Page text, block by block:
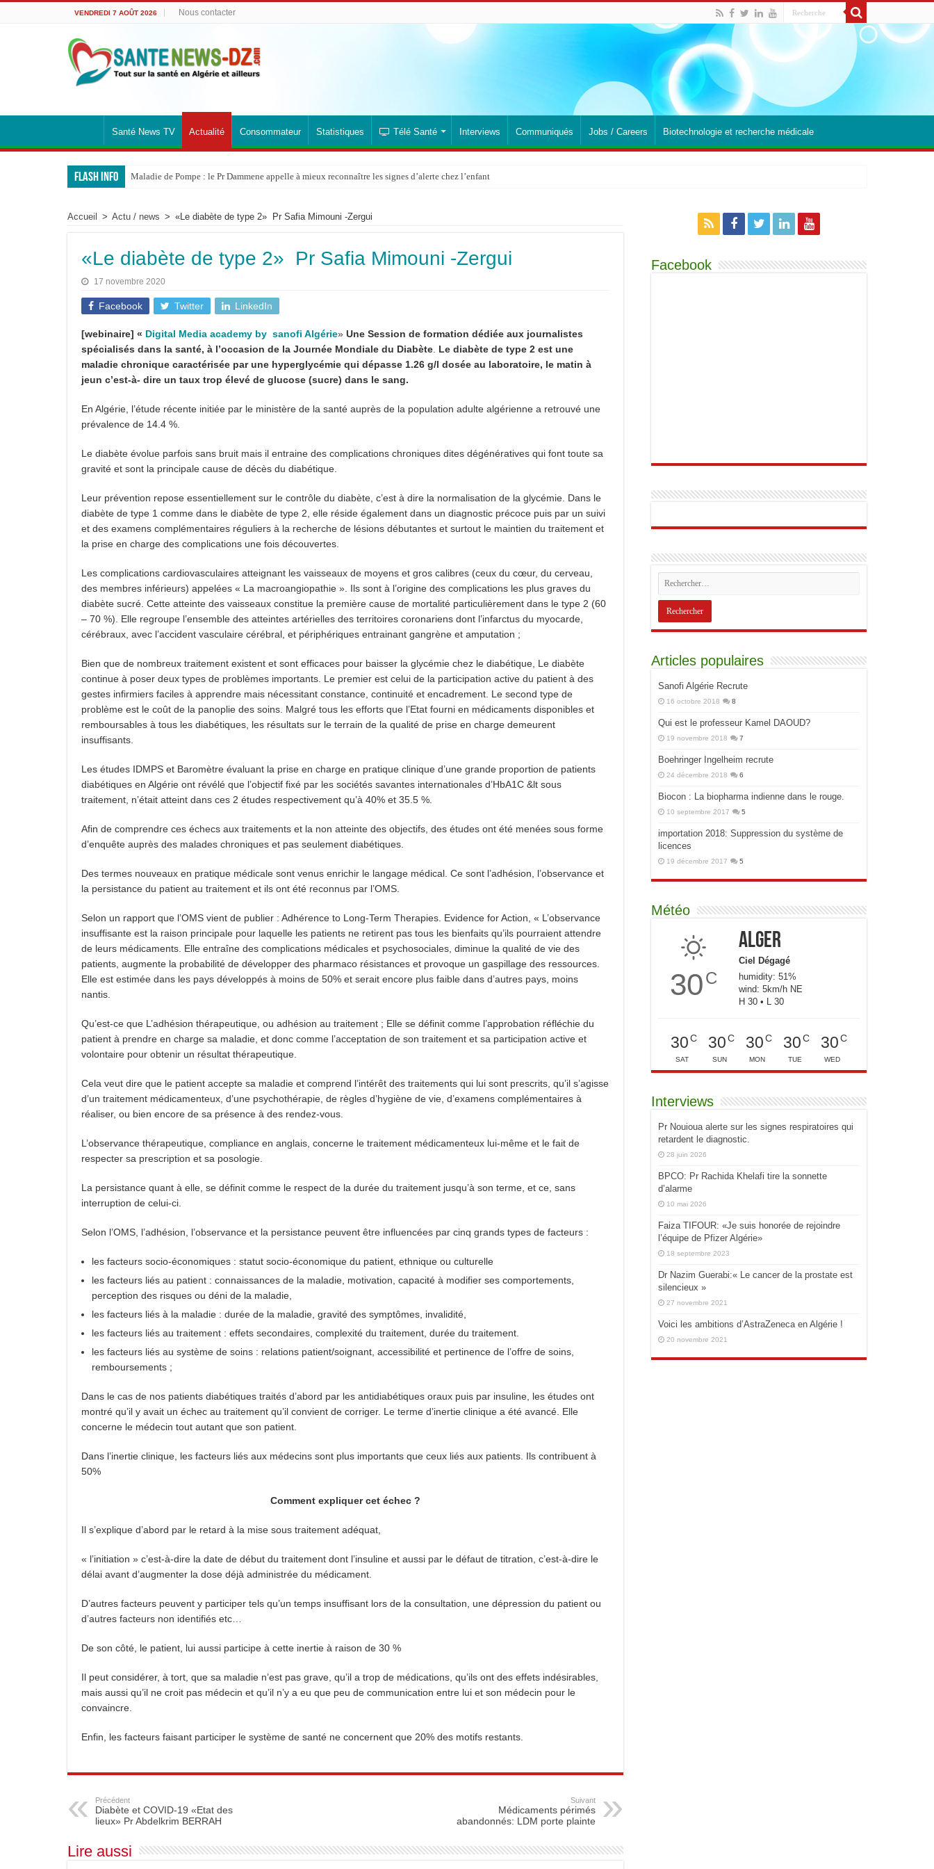
VENDREDI 7 AOÛT 2026 Nous contacter
Santé News TV Actualité Consommateur Statistiques Télé Santé Interviews Communiqués Jobs / Careers Biotechnologie et recherche médicale
Flash info Maladie de Pompe : le Pr Dammene appelle à mieux reconnaître les signes d’alerte chez l’enfant
Accueil > Actu / news > «Le diabète de type 2» Pr Safia Mimouni -Zergui
«Le diabète de type 2» Pr Safia Mimouni -Zergui
17 novembre 2020
Facebook Twitter LinkedIn
[webinaire] « Digital Media academy by sanofi Algérie» Une Session de formation dédiée aux journalistes
spécialisés dans la santé, à l’occasion de la Journée Mondiale du Diabète Le diabète de type 2 est une
maladie chronique caractérisée par une hyperglycémie qui dépasse 1.26 g/l dosée au laboratoire, le matin à
jeun c’est-à- dire un taux trop élevé de glucose (sucre) dans le sang.
En Algérie, l’étude récente initiée par le ministère de la santé auprès de la population adulte algérienne a retrouvé une
prévalence de 14.4 %.
Le diabète évolue parfois sans bruit mais il entraine des complications chroniques dites dégénératives qui font toute sa
gravité et sont la principale cause de décès du diabétique.
Leur prévention repose essentiellement sur le contrôle du diabète, c’est à dire la normalisation de la glycémie. Dans le
diabète de type 1 comme dans le diabète de type 2, elle réside également dans un diagnostic précoce puis par un suivi
et des examens complémentaires réguliers à la recherche de lésions débutantes et surtout le maintien du traitement et
la prise en charge des complications une fois découvertes.
Les complications cardiovasculaires atteignant les vaisseaux de moyens et gros calibres (ceux du cœur, du cerveau,
des membres inférieurs) appelées « La macroangiopathie ». Ils sont à l’origine des complications les plus graves du
diabète sucré. Cette atteinte des vaisseaux constitue la première cause de mortalité particulièrement dans le type 2 (60
– 70 %). Elle regroupe l’ensemble des atteintes artérielles des territoires coronariens dont l’infarctus du myocarde,
cérébraux, avec l’accident vasculaire cérébral, et périphériques entrainant gangrène et amputation ;
Bien que de nombreux traitement existent et sont efficaces pour baisser la glycémie chez le diabétique, Le diabète
continue à poser deux types de problèmes importants. Le premier est celui de la participation active du patient à des
gestes infirmiers faciles à apprendre mais nécessitant constance, continuité et encadrement. Le second type de
problème est le coût de la panoplie des soins. Malgré tous les efforts que l’Etat fourni en médicaments disponibles et
remboursables à tous les diabétiques, les résultats sur le terrain de la qualité de prise en charge demeurent
insuffisants.
Les études IDMPS et Baromètre évaluant la prise en charge en pratique clinique d’une grande proportion de patients
diabétiques en Algérie ont révélé que l’objectif fixé par les sociétés savantes internationales d’HbA1C &lt sous
traitement, n’était atteint dans ces 2 études respectivement qu’à 40% et 35.5 %.
Afin de comprendre ces échecs aux traitements et la non atteinte des objectifs, des études ont été menées sous forme
d’enquête auprès des malades chroniques et pas seulement diabétiques.
Des termes nouveaux en pratique médicale sont venus enrichir le langage médical. Ce sont l’adhésion, l’observance et
la persistance du patient au traitement et ils ont été reconnus par l’OMS.
Selon un rapport que l’OMS vient de publier : Adhérence to Long-Term Therapies. Evidence for Action, « L’observance
insuffisante est la raison principale pour laquelle les patients ne retirent pas tous les bienfaits qu’ils pourraient attendre
de leurs médicaments. Elle entraîne des complications médicales et psychosociales, diminue la qualité de vie des
patients, augmente la probabilité de développer des pharmaco résistances et provoque un gaspillage des ressources.
Elle est estimée dans les pays développés à moins de 50% et serait encore plus faible dans d’autres pays, moins
nantis.
Qu’est-ce que L’adhésion thérapeutique, ou adhésion au traitement ; Elle se définit comme l’approbation réfléchie du
patient à prendre en charge sa maladie, et donc comme l’acceptation de son traitement et sa participation active et
volontaire pour obtenir un résultat thérapeutique.
Cela veut dire que le patient accepte sa maladie et comprend l’intérêt des traitements qui lui sont prescrits, qu’il s’agisse
d’un traitement médicamenteux, d’une psychothérapie, de règles d’hygiène de vie, d’examens complémentaires à
réaliser, ou bien encore de sa présence à des rendez-vous.
L’observance thérapeutique, compliance en anglais, concerne le traitement médicamenteux lui-même et le fait de
respecter sa prescription et sa posologie.
La persistance quant à elle, se définit comme le respect de la durée du traitement jusqu’à son terme, et ce, sans
interruption de celui-ci.
Selon l’OMS, l’adhésion, l’observance et la persistance peuvent être influencées par cinq grands types de facteurs :
les facteurs socio-économiques : statut socio‐économique du patient, ethnique ou culturelle
les facteurs liés au patient : connaissances de la maladie, motivation, capacité à modifier ses comportements,
perception des risques ou déni de la maladie,
les facteurs liés à la maladie : durée de la maladie, gravité des symptômes, invalidité,
les facteurs liés au traitement : effets secondaires, complexité du traitement, durée du traitement.
les facteurs liés au système de soins : relations patient/soignant, accessibilité et pertinence de l’offre de soins,
remboursements ;
Dans le cas de nos patients diabétiques traités d’abord par les antidiabétiques oraux puis par insuline, les études ont
montré qu’il y avait un échec au traitement qu’il convient de corriger. Le terme d’inertie clinique a été avancé. Elle
concerne le médecin tout autant que son patient.
Dans l’inertie clinique, les facteurs liés aux médecins sont plus importants que ceux liés aux patients. Ils contribuent à
50%
Comment expliquer cet échec ?
Il s’explique d’abord par le retard à la mise sous traitement adéquat,
« l’initiation » c’est-à-dire la date de début du traitement dont l’insuline et aussi par le défaut de titration, c’est-à-dire le
délai avant d’augmenter la dose déjà administrée du médicament.
D’autres facteurs peuvent y participer tels qu’un temps insuffisant lors de la consultation, une dépression du patient ou
d’autres facteurs non identifiés etc…
De son côté, le patient, lui aussi participe à cette inertie à raison de 30 %
Il peut considérer, à tort, que sa maladie n’est pas grave, qu’il a trop de médications, qu’ils ont des effets indésirables,
mais aussi qu’il ne croit pas médecin et qu’il n’y a eu que peu de communication entre lui et son médecin pour le
convaincre.
Enfin, les facteurs faisant participer le système de santé ne concernent que 20% des motifs restants.
Précédent
Diabète et COVID-19 «Etat des
lieux» Pr Abdelkrim BERRAH
Suivant
Médicaments périmés
abandonnés: LDM porte plainte
Lire aussi
Facebook
Articles populaires
Sanofi Algérie Recrute
16 octobre 2018 8
Qui est le professeur Kamel DAOUD?
19 novembre 2018 7
Boehringer Ingelheim recrute
24 décembre 2018 6
Biocon : La biopharma indienne dans le rouge.
10 septembre 2017 5
importation 2018: Suppression du système de
licences
19 décembre 2017 5
Météo
30C
Alger
Ciel Dégagé
humidity: 51%
wind: 5km/h NE
H 30 • L 30
30C
SAT
30C
SUN
30C
MON
30C
TUE
30C
WED
Interviews
Pr Nouioua alerte sur les signes respiratoires qui
retardent le diagnostic.
28 juin 2026
BPCO: Pr Rachida Khelafi tire la sonnette
d’alarme
10 mai 2026
Faiza TIFOUR: «Je suis honorée de rejoindre
l’équipe de Pfizer Algérie»
18 septembre 2023
Dr Nazim Guerabi:« Le cancer de la prostate est
silencieux »
27 novembre 2021
Voici les ambitions d’AstraZeneca en Algérie !
20 novembre 2021